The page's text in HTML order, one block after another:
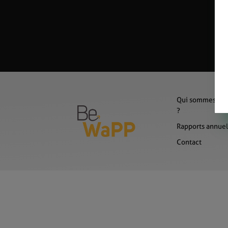
Qui sommes-
?
Rapports
Contact